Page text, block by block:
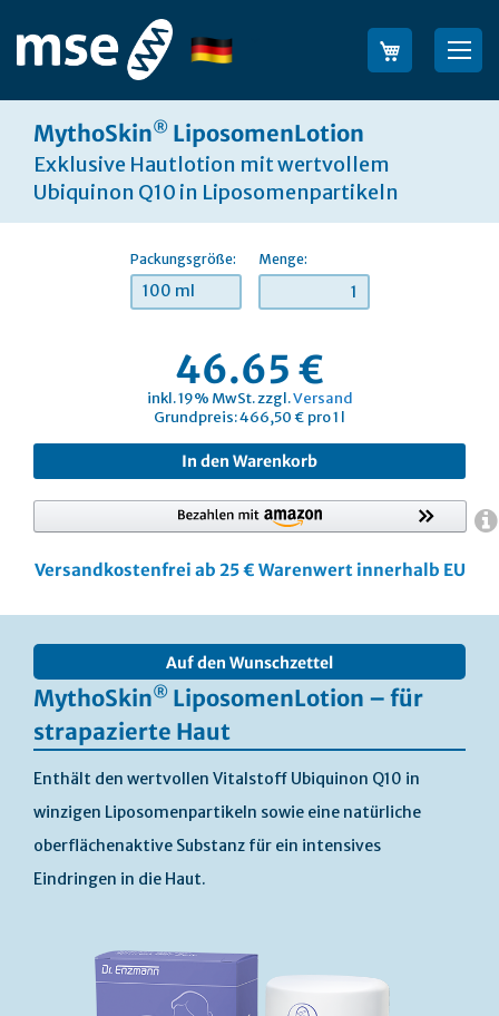
zum
Inhalt
Sprache
MythoSkin® LiposomenLotion
Exklusive Hautlotion mit wertvollem
Ubiquinon Q10 in Liposomenpartikeln
Packungsgröße:
100 ml
Menge:
46.65 €
inkl. 19% MwSt. zzgl.Versand
Grundpreis: 466,50 € pro 1 l
In den Warenkorb
Auf den Wunschzettel
Versandkostenfrei ab 25 € Warenwert innerhalb EU
gallery
MythoSkin® LiposomenLotion – für
strapazierte Haut
Enthält den wertvollen Vitalstoff Ubiquinon Q10 in
winzigen Liposomenpartikeln sowie eine natürliche
oberflächenaktive Substanz für ein intensives
Eindringen in die Haut.